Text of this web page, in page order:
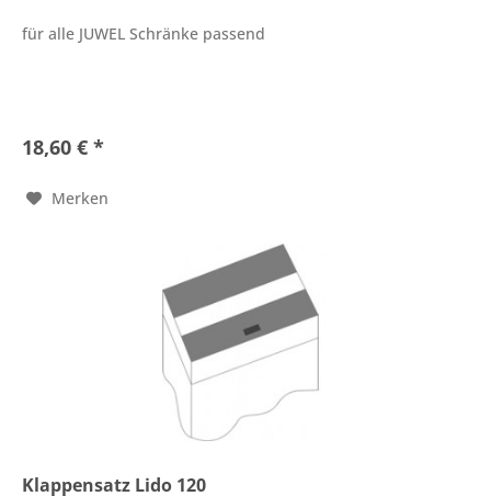
für alle JUWEL Schränke passend
18,60 € *
Merken
Klappensatz Lido 120